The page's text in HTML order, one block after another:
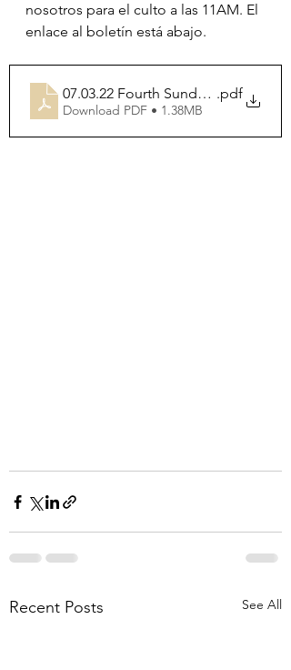
nosotros para el culto a las 11AM. El
enlace al boletín está abajo.
07.03.22 Fourth Sunday after
.pdf
Download PDF • 1.38MB
Recent Posts See All